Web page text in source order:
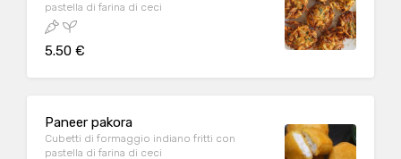
pastella di farina di ceci
5.50 €
Paneer pakora
Cubetti di formaggio indiano fritti con
pastella di farina di ceci